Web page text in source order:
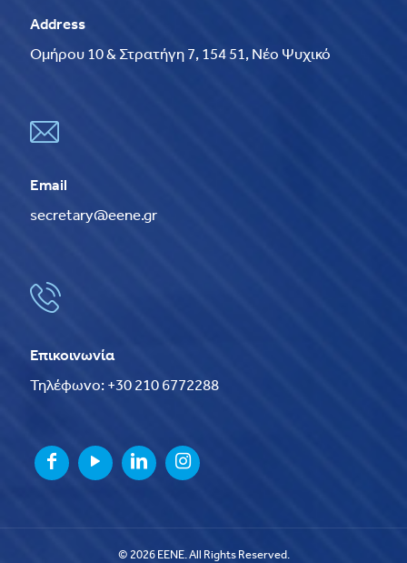
Address
Ομήρου 10 & Στρατήγη 7, 154 51, Νέο Ψυχικό
Email
secretary@eene.gr
Επικοινωνία
Τηλέφωνο: +30 210 6772288
© 2026 EENE. All Rights Reserved.